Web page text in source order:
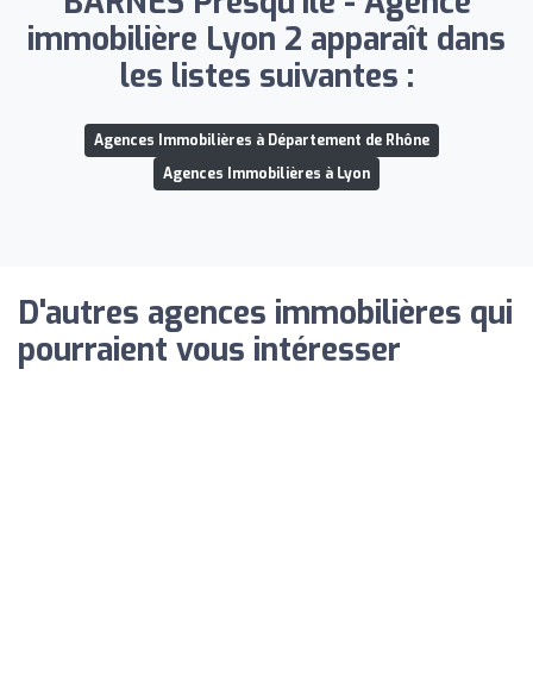
immobilière Lyon 2 apparaît dans
les listes suivantes :
Agences Immobilières à Département de Rhône
Agences Immobilières à Lyon
D'autres agences immobilières qui
pourraient vous intéresser